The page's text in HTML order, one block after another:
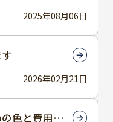
2025年08月06日
2026年02月21日
色と費用と